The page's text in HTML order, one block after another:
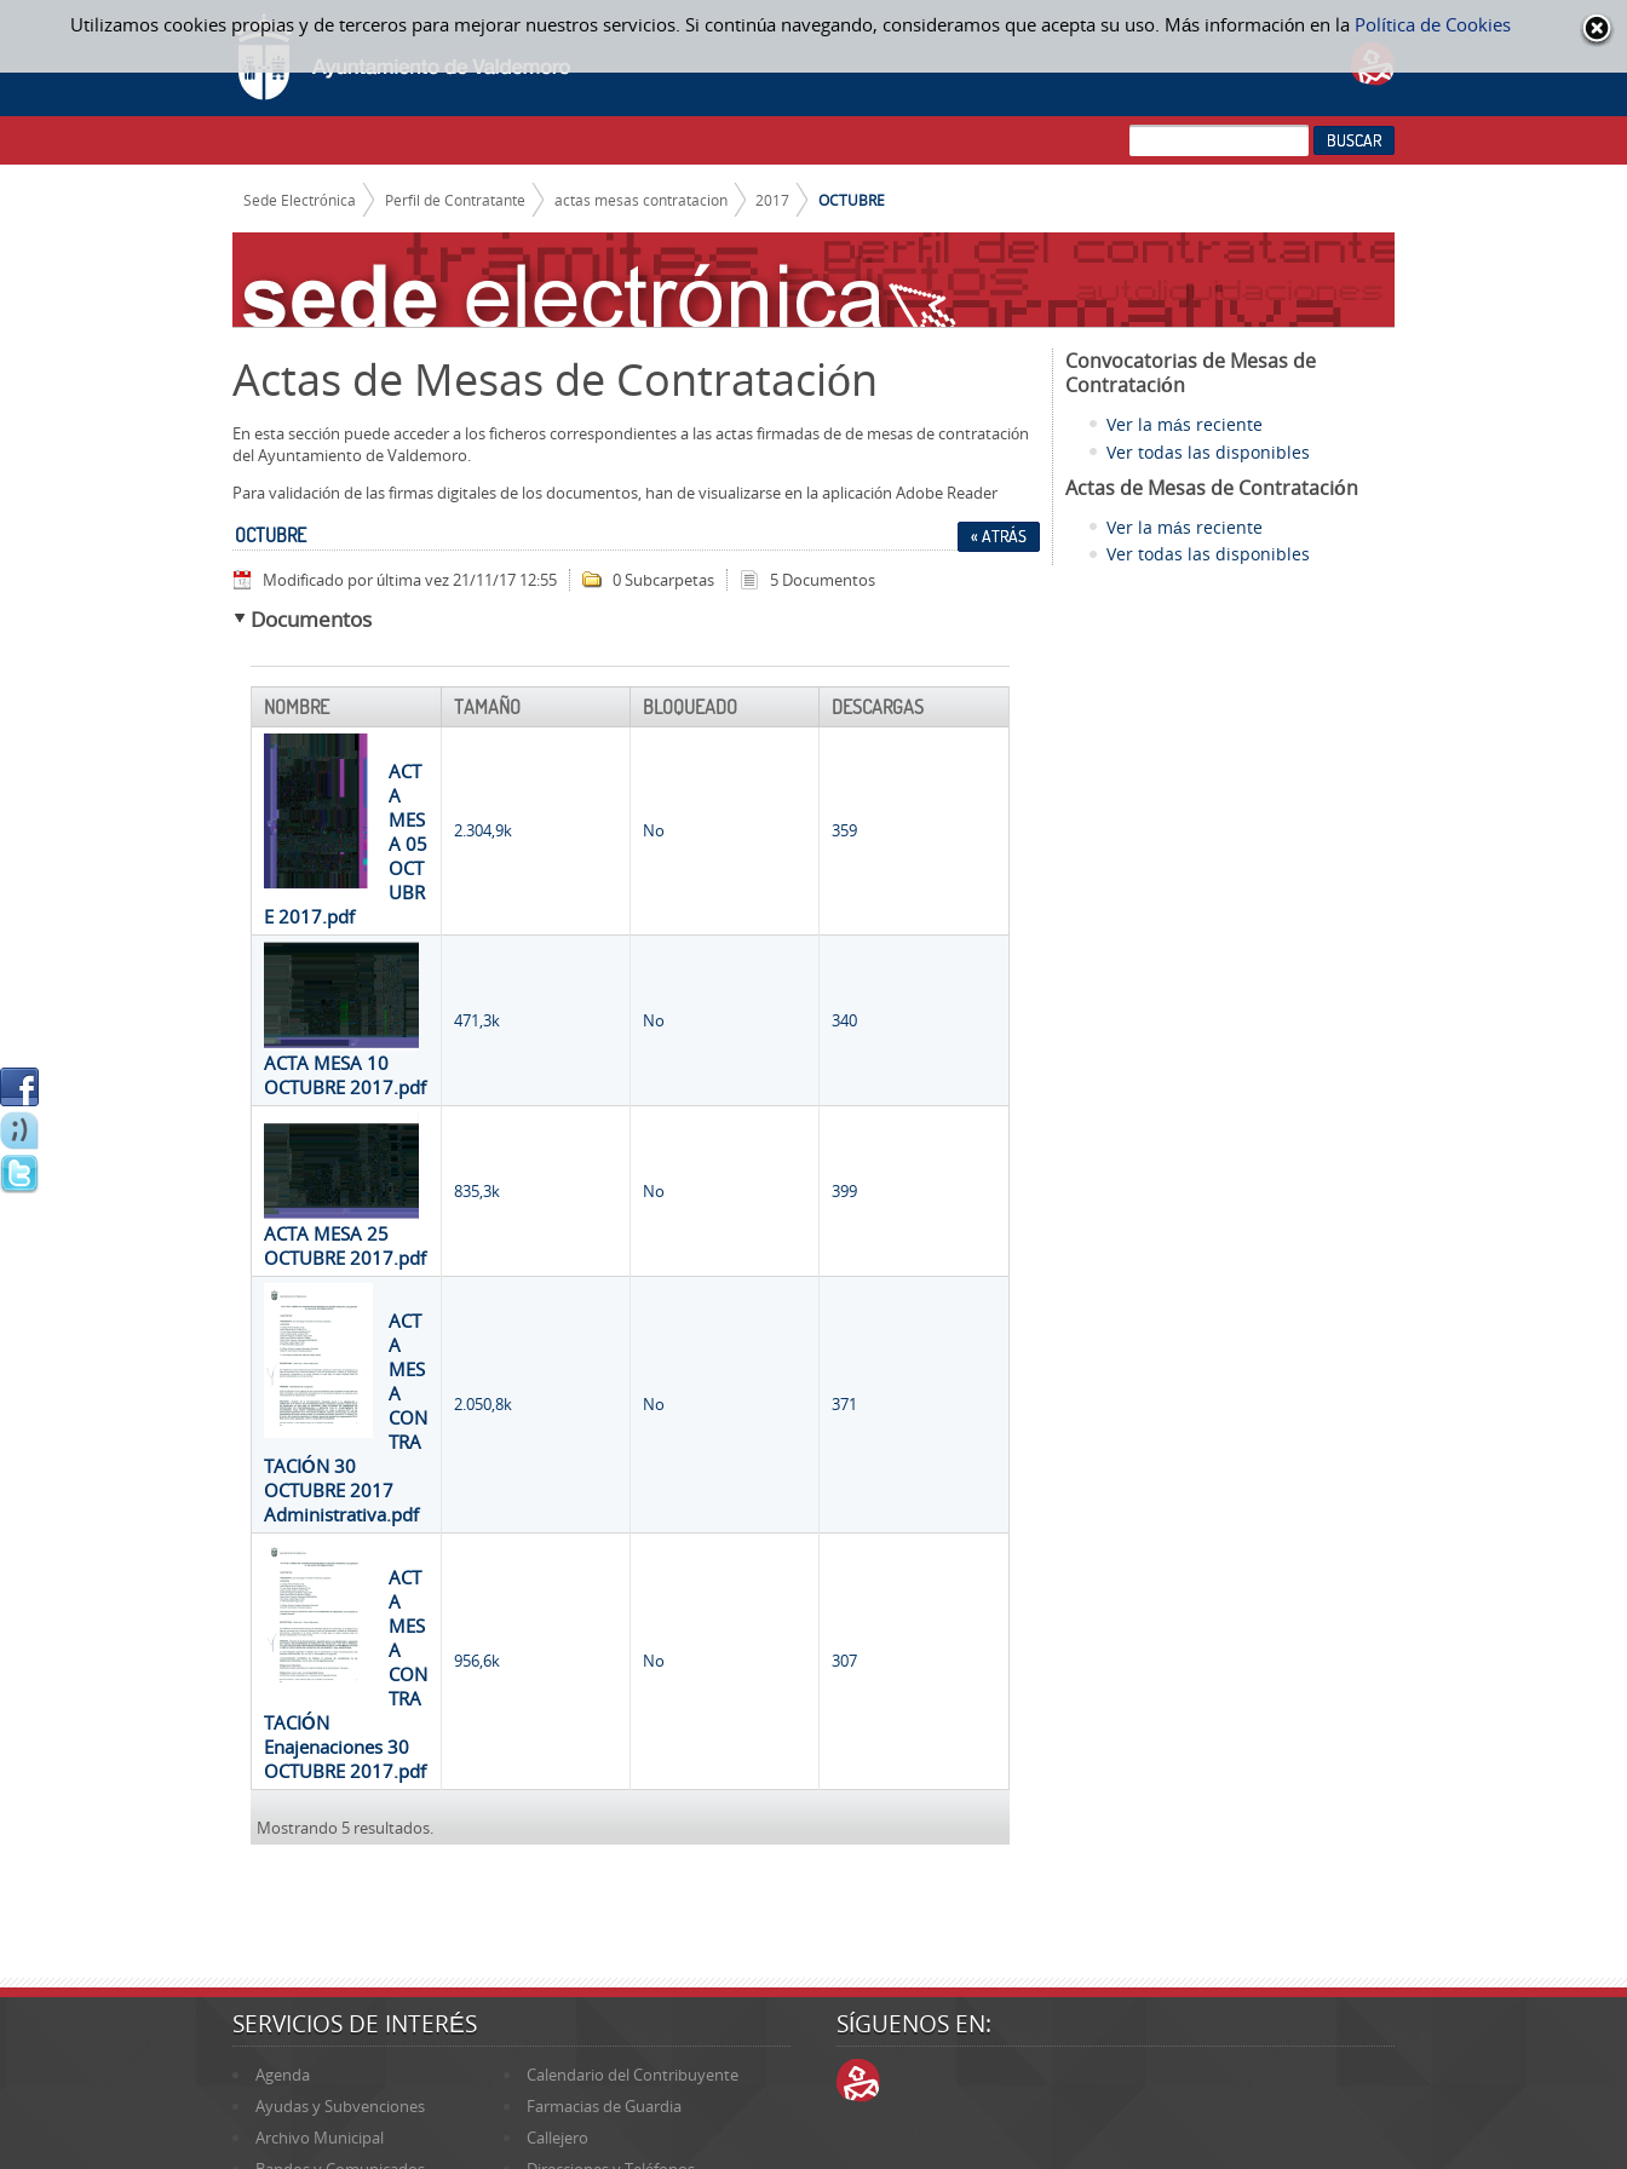
Utilizamos cookies propias y de terceros para mejorar nuestros servicios. Si continúa navegando, consideramos que acepta su uso. Más información en la Política de Cookies
Saltar al contenido
OCTUBRE - ACTAS MESAS CONTRATACION
CAMINO DE MIGAS
Sede Electrónica Perfil de Contratante actas mesas contratacion 2017 OCTUBRE
Actas de Mesas de Contratación
En esta sección puede acceder a los ficheros correspondientes a las actas firmadas de de mesas de contratación
del Ayuntamiento de Valdemoro.
Para validación de las firmas digitales de los documentos, han de visualizarse en la aplicación Adobe Reader
« ATRÁS
OCTUBRE
Modificado por última vez 21/11/17 12:55 0 Subcarpetas 5 Documentos
Documentos
NOMBRE TAMAÑO BLOQUEADO DESCARGAS
ACT
A
MES
A 05
OCT
UBR
E 2017.pdf
2.304,9k No 359
ACTA MESA 10
OCTUBRE 2017.pdf
471,3k No 340
ACTA MESA 25
OCTUBRE 2017.pdf
835,3k No 399
ACT
A
MES
A
CON
TRA
TACIÓN 30
OCTUBRE 2017
Administrativa.pdf
2.050,8k No 371
ACT
A
MES
A
CON
TRA
TACIÓN
Enajenaciones 30
OCTUBRE 2017.pdf
956,6k No 307
Mostrando 5 resultados.
Convocatorias de Mesas de
Contratación
Ver la más reciente
Ver todas las disponibles
Actas de Mesas de Contratación
Ver la más reciente
Ver todas las disponibles
SERVICIOS DE INTERÉS
Agenda
Calendario del Contribuyente
Ayudas y Subvenciones
Farmacias de Guardia
Archivo Municipal
Callejero
SÍGUENOS EN: